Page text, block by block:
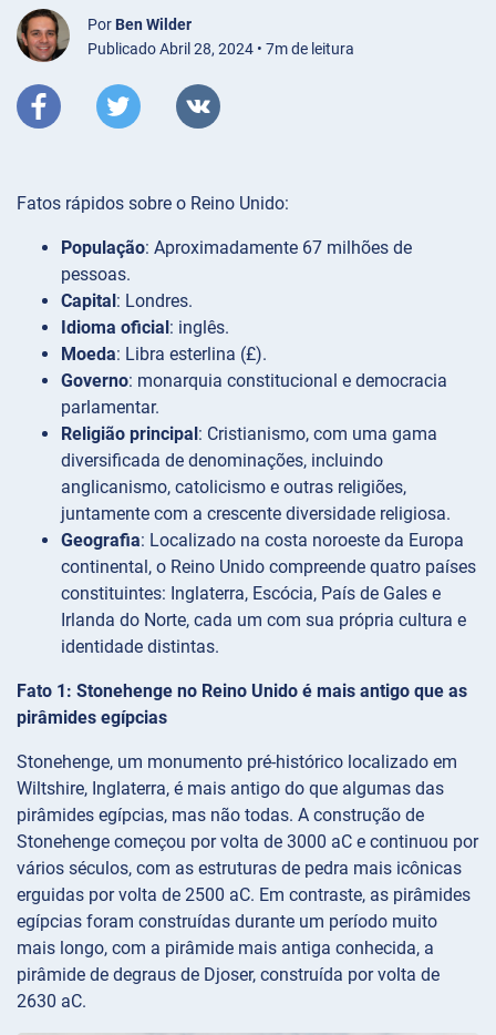
Por Ben Wilder
Publicado Abril 28, 2024 • 7m de leitura
Fatos rápidos sobre o Reino Unido:
População: Aproximadamente 67 milhões de
pessoas.
Capital: Londres.
Idioma oficial: inglês.
Moeda: Libra esterlina (£).
Governo: monarquia constitucional e democracia
parlamentar.
Religião principal: Cristianismo, com uma gama
diversificada de denominações, incluindo
anglicanismo, catolicismo e outras religiões,
juntamente com a crescente diversidade religiosa.
Geografia: Localizado na costa noroeste da Europa
continental, o Reino Unido compreende quatro países
constituintes: Inglaterra, Escócia, País de Gales e
Irlanda do Norte, cada um com sua própria cultura e
identidade distintas.
Fato 1: Stonehenge no Reino Unido é mais antigo que as
pirâmides egípcias
Stonehenge, um monumento pré-histórico localizado em
Wiltshire, Inglaterra, é mais antigo do que algumas das
pirâmides egípcias, mas não todas. A construção de
Stonehenge começou por volta de 3000 aC e continuou por
vários séculos, com as estruturas de pedra mais icônicas
erguidas por volta de 2500 aC. Em contraste, as pirâmides
egípcias foram construídas durante um período muito
mais longo, com a pirâmide mais antiga conhecida, a
pirâmide de degraus de Djoser, construída por volta de
2630 aC.